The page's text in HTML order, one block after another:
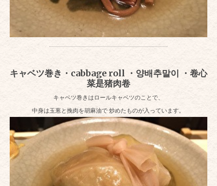
キャベツ巻き・cabbage roll ・양배추말이 ・卷心
菜是猪肉卷
キャベツ巻きはロールキャベツのことで、
中身は玉葱と挽肉を胡麻油で 炒めたものが入っています。